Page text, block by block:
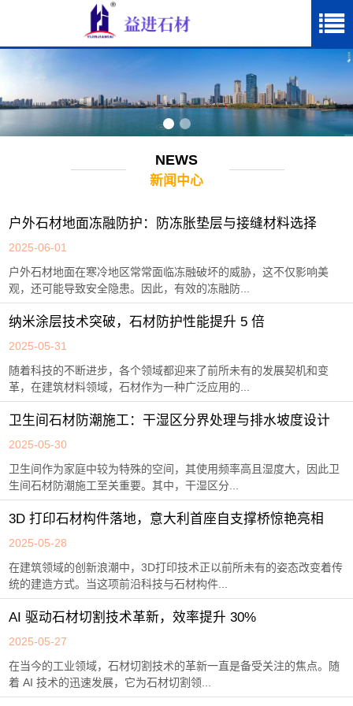
NEWS
新闻中心
户外石材地面冻融防护：防冻胀垫层与接缝材料选择
2025-06-01
户外石材地面在寒冷地区常常面临冻融破坏的威胁，这不仅影响美
观，还可能导致安全隐患。因此，有效的冻融防...
纳米涂层技术突破，石材防护性能提升 5 倍
2025-05-31
随着科技的不断进步，各个领域都迎来了前所未有的发展契机和变
革，在建筑材料领域，石材作为一种广泛应用的...
卫生间石材防潮施工：干湿区分界处理与排水坡度设计
2025-05-30
卫生间作为家庭中较为特殊的空间，其使用频率高且湿度大，因此卫
生间石材防潮施工至关重要。其中，干湿区分...
3D 打印石材构件落地，意大利首座自支撑桥惊艳亮相
2025-05-28
在建筑领域的创新浪潮中，3D打印技术正以前所未有的姿态改变着传
统的建造方式。当这项前沿科技与石材构件...
AI 驱动石材切割技术革新，效率提升 30%
2025-05-27
在当今的工业领域，石材切割技术的革新一直是备受关注的焦点。随
着 AI 技术的迅速发展，它为石材切割领...